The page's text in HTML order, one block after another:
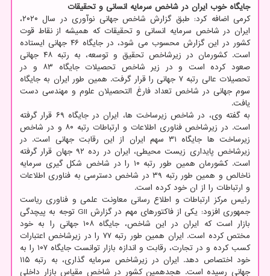
جایگاه خوب ایران در شاخص سرمایه انسانی و تحقیقات
کرمی اضافه کرد: طبق گزارش شاخص جهانی نوآوری در سال ۲۰۲۰،
ایران در شاخص سرمایه انسانی و تحقیقات که همیشه از نقاط قوت
کشور در این گزارش محسوب می شود، در جایگاه ۴۶ جهانی ایستاده
است. کشورمان در زیرشاخص تحقیق و توسعه، به رتبه ۴۸ جهانی
صعود کرده است و در زیر شاخص تحصیلات جایگاه ۸۳ و در
تحصیلات عالی رتبه ۷ جهانی را قرار گرفت. همین طور ایران به جایگاه
سوم جهانی در شاخص تعداد فارغ التحصیلان علوم و مهندسی دست
یافت.
به گفته وی، در شاخص زیرساخت ها، ایران در جایگاه ۶۹ قرار گرفته
است. در زیرشاخص فناوری اطلاعات و ارتباطات رتبه ۸۰ و در شاخص
زیرساخت ها جایگاه ۳۱ سهم ایران از این رقابت جهانی است. در
زیرشاخص پایداری زیست محیطی، ایران در رده ۹۲ جهان قرار گرفته
است. کشورمان همین طور رتبه ۱۰ را در شاخص شکل گیری سرمایه
ناخالص و همین طور رتبه ۳۹ در شاخص دسترسی به فناوری اطلاعات
و ارتباطات را از ان خود کرده است.
رئیس مرکز ارتباطات و اطلاع رسانی معاونت علمی و فناوری ریاست
جمهوری افزود: یکی از فاکتورهای مهم در گزارش GII توجه به پیچدگی
بازار است که ایران در این شاخص، جایگاه ۱۰۸ جهانی را به خود
مختص کرده است. ایران همین طور رتبه ۷۷ را در زیرشاخص اعتبارات
کسب کرده و در تجارت، رقابت و اندازه بازار توانست جایگاه ۱۰۷ را به
خود اختصاص دهد. ایران در زیرشاخص سرمایه گذاری، به رتبه ۱۱۵
جهانی رسیده است. هجدهمین کشور در شاخص مقیاس بازار داخلی